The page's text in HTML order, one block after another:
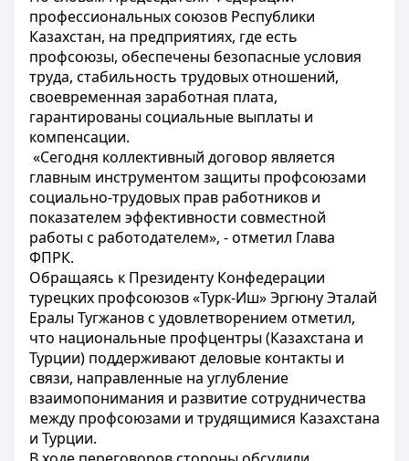
профессиональных союзов Республики
Казахстан, на предприятиях, где есть
профсоюзы, обеспечены безопасные условия
труда, стабильность трудовых отношений,
своевременная заработная плата,
гарантированы социальные выплаты и
компенсации.
«Сегодня коллективный договор является
главным инструментом защиты профсоюзами
социально-трудовых прав работников и
показателем эффективности совместной
работы с работодателем», - отметил Глава
ФПРК.
Обращаясь к Президенту Конфедерации
турецких профсоюзов «Турк-Иш» Эргюну Эталай
Ералы Тугжанов с удовлетворением отметил,
что национальные профцентры (Казахстана и
Турции) поддерживают деловые контакты и
связи, направленные на углубление
взаимопонимания и развитие сотрудничества
между профсоюзами и трудящимися Казахстана
и Турции.